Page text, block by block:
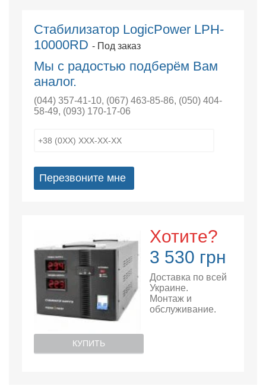
Стабилизатор LogicPower LPH-
10000RD - Под заказ
Мы с радостью подберём Вам
аналог.
(044) 357-41-10, (067) 463-85-86, (050) 404-
58-49, (093) 170-17-06
Перезвоните мне
Хотите?
3 530 грн
Доставка по всей
Украине.
Монтаж и
обслуживание.
КУПИТЬ